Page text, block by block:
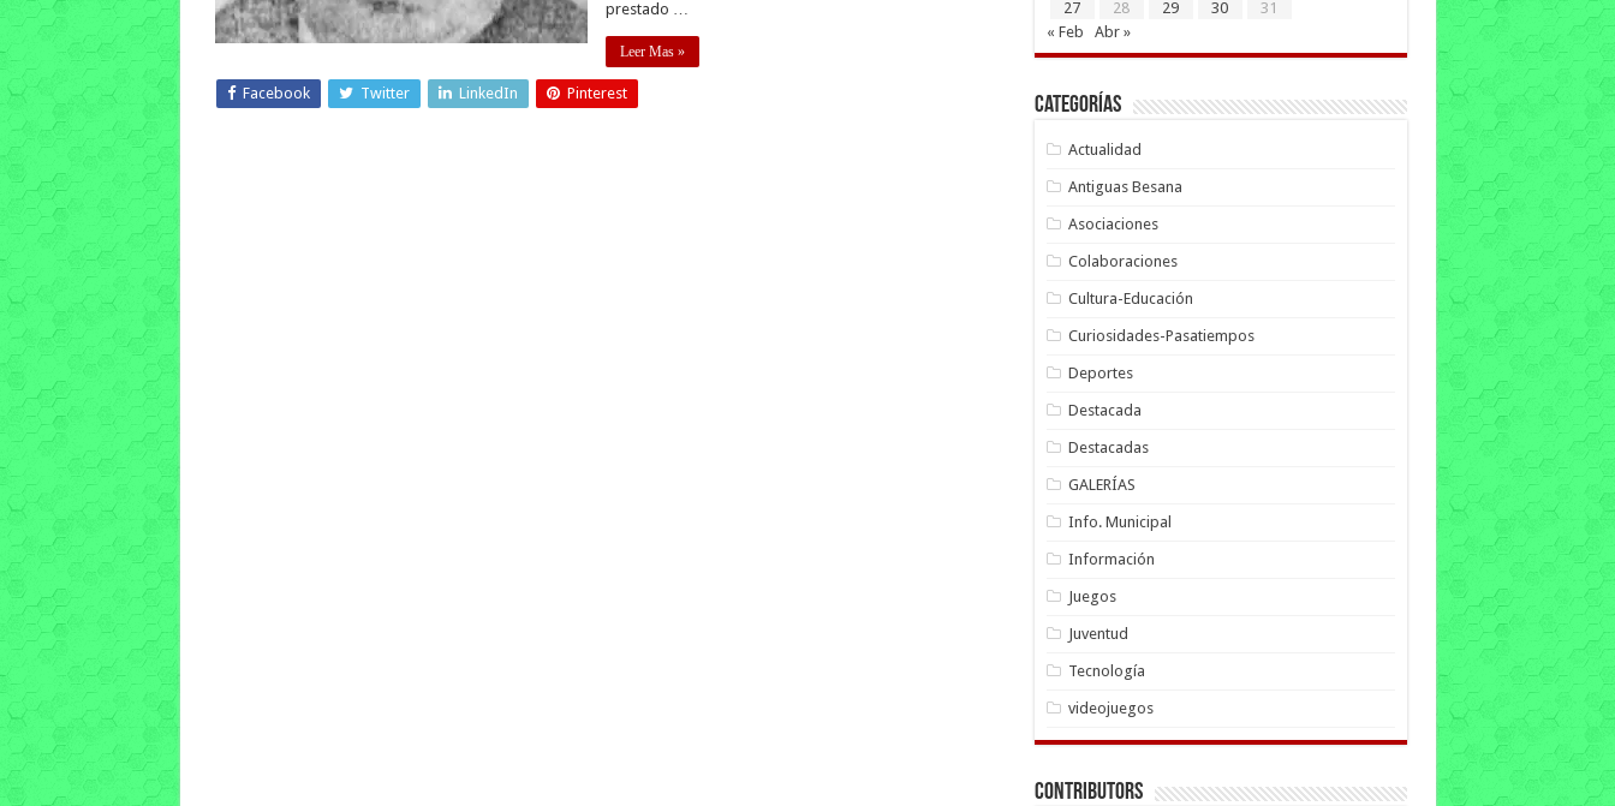
prestado …
Leer Mas »
Facebook Twitter LinkedIn Pinterest
27
28 29 30
31
« Feb
Abr »
Categorías
Actualidad
Antiguas Besana
Asociaciones
Colaboraciones
Cultura-Educación
Curiosidades-Pasatiempos
Deportes
Destacada
Destacadas
GALERÍAS
Info. Municipal
Información
Juegos
Juventud
Tecnología
videojuegos
Contributors